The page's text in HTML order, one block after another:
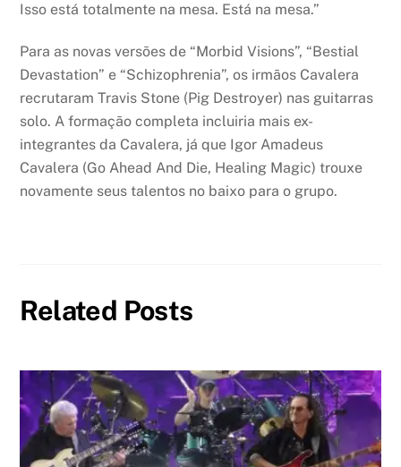
Isso está totalmente na mesa. Está na mesa.”
Para as novas versões de “Morbid Visions”, “Bestial
Devastation” e “Schizophrenia”, os irmãos Cavalera
recrutaram Travis Stone (Pig Destroyer) nas guitarras
solo. A formação completa incluiria mais ex-
integrantes da Cavalera, já que Igor Amadeus
Cavalera (Go Ahead And Die, Healing Magic) trouxe
novamente seus talentos no baixo para o grupo.
Related Posts